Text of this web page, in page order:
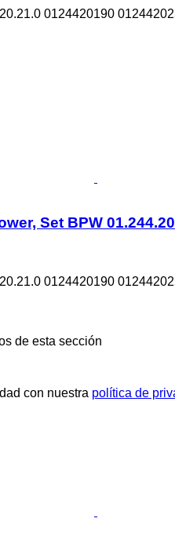
0124420190
Set BPW
0124420190
de esta sección
con nuestra política de